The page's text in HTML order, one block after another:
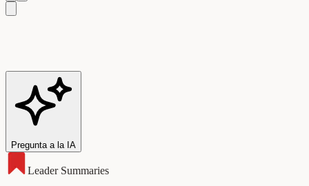
Pregunta a la IA
Leader Summaries